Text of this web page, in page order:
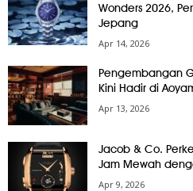
Wonders 2026,
Jepang
Apr 14, 2026
Pengembangan
Kini Hadir di
Apr 13, 2026
Jacob & Co.
Jam Mewah
Apr 9, 2026